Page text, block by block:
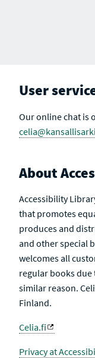
User
Our online chat is
About
Accessibility
that promotes
produces and
and other special
welcomes all
regular books due
similar reason.
Finland.
Celia.fi
Privacy at